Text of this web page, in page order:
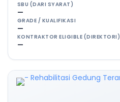
SBU (DARI SYARAT)
—
GRADE / KUALIFIKASI
—
KONTRAKTOR ELIGIBLE (DIREKTORI)
—